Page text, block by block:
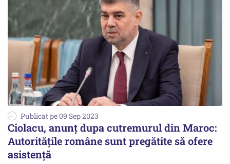
Publicat pe 09 Sep 2023
Ciolacu, anunț dupa cutremurul din Maroc:
Autorităţile române sunt pregătite să ofere
asistență